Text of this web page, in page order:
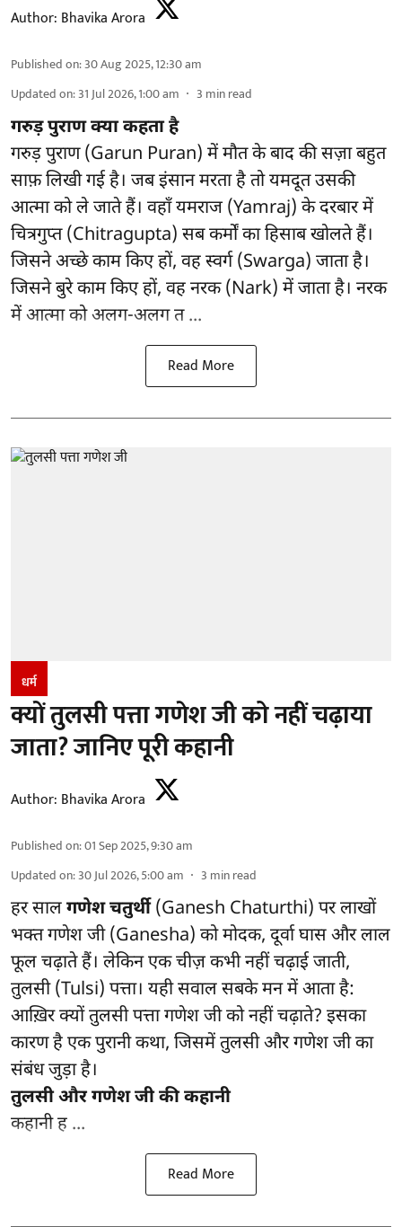
Author: Bhavika Arora
Published on:30 Aug 2025, 12:30 am
Updated on:31 Jul 2026, 1:00 am 3 min read
गरुड़ पुराण क्या कहता है
गरुड़ पुराण (Garun Puran) में मौत के बाद की सज़ा बहुत
साफ़ लिखी गई है। जब इंसान मरता है तो यमदूत उसकी
आत्मा को ले जाते हैं। वहाँ यमराज (Yamraj) के दरबार में
चित्रगुप्त (Chitragupta) सब कर्मों का हिसाब खोलते हैं।
जिसने अच्छे काम किए हों, वह स्वर्ग (Swarga) जाता है।
जिसने बुरे काम किए हों, वह नरक (Nark) में जाता है। नरक
में आत्मा को अलग-अलग त ...
Read More
धर्म
क्यों तुलसी पत्ता गणेश जी को नहीं चढ़ाया
जाता? जानिए पूरी कहानी
Author: Bhavika Arora
Published on:01 Sep 2025, 9:30 am
Updated on:30 Jul 2026, 5:00 am 3 min read
हर सालगणेश चतुर्थी(Ganesh Chaturthi) पर लाखों
भक्त गणेश जी (Ganesha) को मोदक, दूर्वा घास और लाल
फूल चढ़ाते हैं। लेकिन एक चीज़ कभी नहीं चढ़ाई जाती,
तुलसी (Tulsi) पत्ता। यही सवाल सबके मन में आता है:
आख़िर क्यों तुलसी पत्ता गणेश जी को नहीं चढ़ाते? इसका
कारण है एक पुरानी कथा, जिसमें तुलसी और गणेश जी का
संबंध जुड़ा है।
तुलसी और गणेश जी की कहानी
कहानी ह ...
Read More